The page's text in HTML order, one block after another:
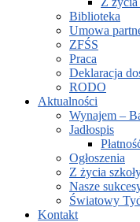
Biblioteka
Umowa
ZFŚS
Praca
Deklaracja
RODO
Aktualności
Wynajem –
Jadłospis
Ogłoszenia
Z życia
Nasze
Światowy
Kontakt